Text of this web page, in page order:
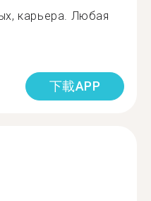
карьера. Любая
下載APP